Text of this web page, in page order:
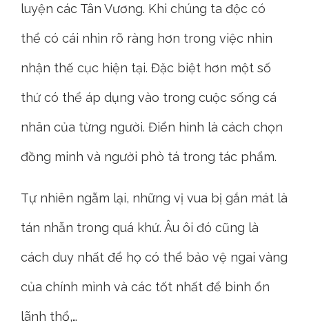
luyện các Tân Vương. Khi chúng ta độc có
thể có cái nhìn rõ ràng hơn trong việc nhìn
nhận thế cục hiện tại. Đặc biệt hơn một số
thứ có thể áp dụng vào trong cuộc sống cá
nhân của từng người. Điển hình là cách chọn
đồng minh và người phò tá trong tác phẩm.
Tự nhiên ngẫm lại, những vị vua bị gắn mát là
tán nhẫn trong quá khứ. Âu ôi đó cũng là
cách duy nhất để họ có thể bảo vệ ngai vàng
của chính mình và các tốt nhất để bình ổn
lãnh thổ,…